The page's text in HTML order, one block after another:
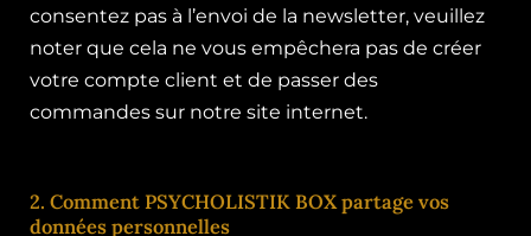
consentez pas à l’envoi de la newsletter, veuillez
noter que cela ne vous empêchera pas de créer
votre compte client et de passer des
commandes sur notre site internet.
2. Comment PSYCHOLISTIK BOX partage vos
données personnelles